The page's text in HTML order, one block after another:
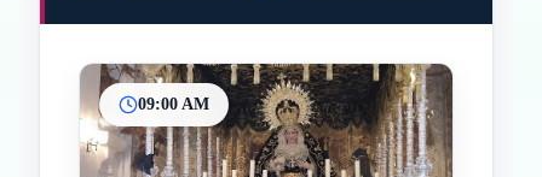
09:00 AM